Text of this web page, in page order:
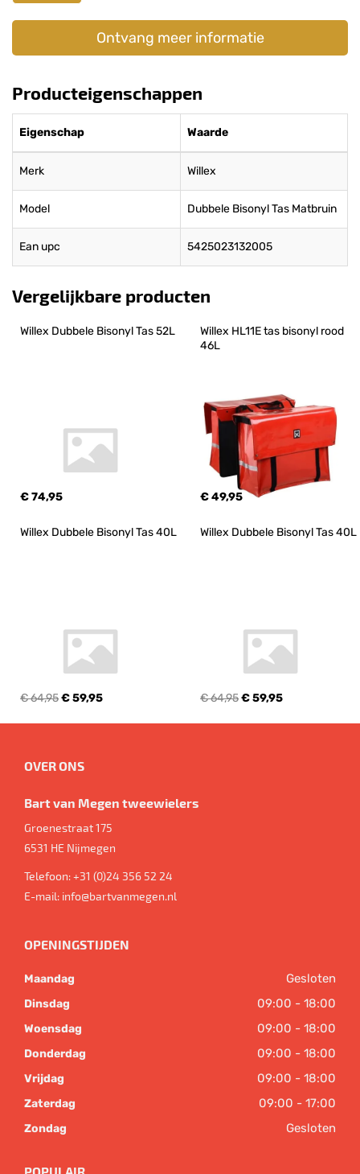
Ontvang meer informatie
Producteigenschappen
Eigenschap Waarde
Merk Willex
Model Dubbele Bisonyl Tas Matbruin
Ean upc 5425023132005
Vergelijkbare producten
Willex Dubbele Bisonyl Tas 52L
€ 74,95
Willex HL11E tas bisonyl rood
46L
€ 49,95
Willex Dubbele Bisonyl Tas 40L
€ 64,95€ 59,95
Willex Dubbele Bisonyl Tas 40L
€ 64,95€ 59,95
OVER ONS
Bart van Megen tweewielers
Groenestraat 175
6531 HE Nijmegen
Telefoon:+31 (0)24 356 52 24
E-mail: info@bartvanmegen.nl
OPENINGSTIJDEN
Maandag Gesloten
Dinsdag 09:00 - 18:00
Woensdag 09:00 - 18:00
Donderdag 09:00 - 18:00
Vrijdag 09:00 - 18:00
Zaterdag 09:00 - 17:00
Zondag Gesloten
POPULAIR